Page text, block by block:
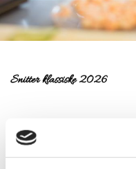
Snitter klassiske 2026
Røyket laks med eggerøre